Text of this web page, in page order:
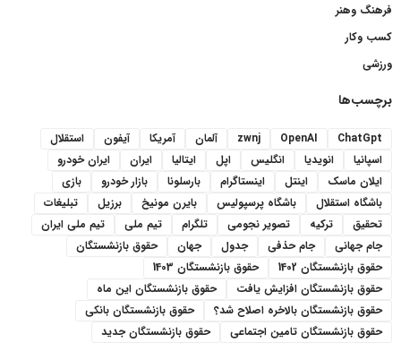
فرهنگ وهنر
کسب وکار
ورزشی
برچسب‌ها
ChatGpt
OpenAI
zwnj آلمان آمریکا آیفون
استقلال
اسپانیا
انویدیا انگلیس اپل ایتالیا ایران
ایران خودرو
ایلان ماسک
اینتل اینستاگرام بارسلونا بازار خودرو
بازی
باشگاه استقلال
باشگاه پرسپولیس بایرن مونیخ برزیل
تبلیغات
تحقیق
ترکیه تصویر نجومی تلگرام تیم ملی
تیم ملی ایران
جام جهانی
جام حذفی جدول جهان
حقوق بازنشستگان
حقوق بازنشستگان 1402
حقوق بازنشستگان 1403
حقوق بازنشستگان افزایش یافت
حقوق بازنشستگان این ماه
حقوق بازنشستگان بالاخره اصلاح شد؟
حقوق بازنشستگان بانکی
حقوق بازنشستگان تامین اجتماعی
حقوق بازنشستگان جدید